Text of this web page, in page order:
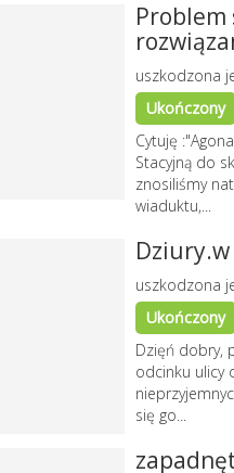
uszkodzona
Ukończony
Cytuję
Stacyjną do
znosiliśmy
wiaduktu,...
uszkodzona
Ukończony
Dzięń dobry,
odcinku ulicy
się go...